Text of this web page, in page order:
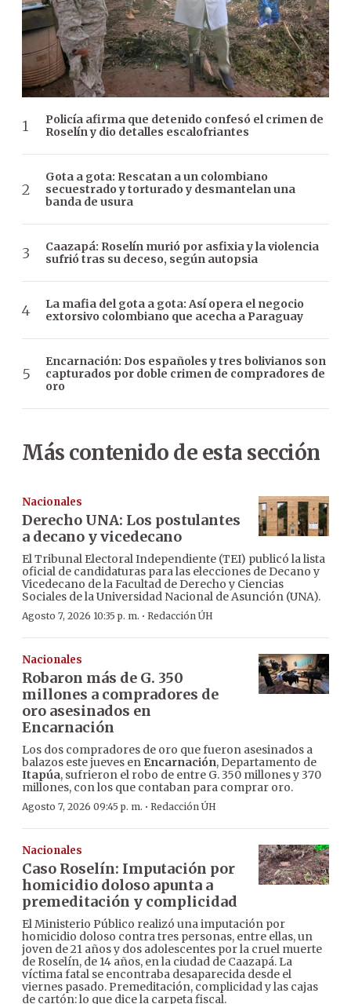
Policía afirma que detenido confesó el crimen de
Roselín y dio detalles escalofriantes
Gota a gota: Rescatan a un colombiano
secuestrado y torturado y desmantelan una
banda de usura
Caazapá: Roselín murió por asfixia y la violencia
sufrió tras su deceso, según autopsia
La mafia del gota a gota: Así opera el negocio
extorsivo colombiano que acecha a Paraguay
Encarnación: Dos españoles y tres bolivianos son
capturados por doble crimen de compradores de
oro
Más contenido de esta sección
Nacionales
Derecho UNA: Los postulantes
a decano y vicedecano
El Tribunal Electoral Independiente (TEI) publicó la lista
oficial de candidaturas para las elecciones de Decano y
Vicedecano de la Facultad de Derecho y Ciencias
Sociales de la Universidad Nacional de Asunción (UNA).
Agosto 7, 2026 10:35 p. m. · Redacción ÚH
Nacionales
Robaron más de G. 350
millones a compradores de
oro asesinados en
Encarnación
Los dos compradores de oro que fueron asesinados a
balazos este jueves en Encarnación, Departamento de
Itapúa, sufrieron el robo de entre G. 350 millones y 370
millones, con los que contaban para comprar oro.
Agosto 7, 2026 09:45 p. m. · Redacción ÚH
Nacionales
Caso Roselín: Imputación por
homicidio doloso apunta a
premeditación y complicidad
El Ministerio Público realizó una imputación por
homicidio doloso contra tres personas, entre ellas, un
joven de 21 años y dos adolescentes por la cruel muerte
de Roselín, de 14 años, en la ciudad de Caazapá. La
víctima fatal se encontraba desaparecida desde el
viernes pasado. Premeditación, complicidad y las cajas
de cartón: lo que dice la carpeta fiscal.